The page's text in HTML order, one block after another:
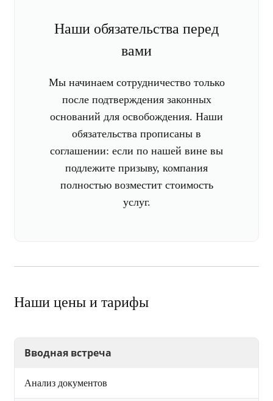
Наши обязательства перед
вами
Мы начинаем сотрудничество только
после подтверждения законных
оснований для освобождения. Наши
обязательства прописаны в
соглашении: если по нашей вине вы
подлежите призыву, компания
полностью возместит стоимость
услуг.
Наши цены и тарифы
Вводная встреча
Анализ документов